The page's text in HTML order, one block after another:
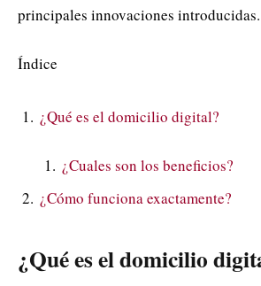
principales innovaciones introducidas.
Índice
¿Qué es el domicilio digital?
¿Cuales son los beneficios?
¿Cómo funciona exactamente?
¿Qué es el domicilio